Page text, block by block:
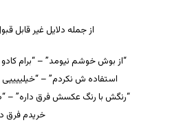
از جمله دلایل غیر قابل
“از بوش خوشم نیومد” – “برام
استفاده ش نکردم” –
“رنگش با رنگ عکسش فرق داره” –
خریدم فرق